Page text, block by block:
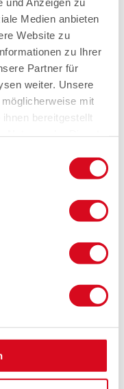
Medien anbieten
Website zu
zu Ihrer
Partner für
weiter. Unsere
mit
bereitgestellt